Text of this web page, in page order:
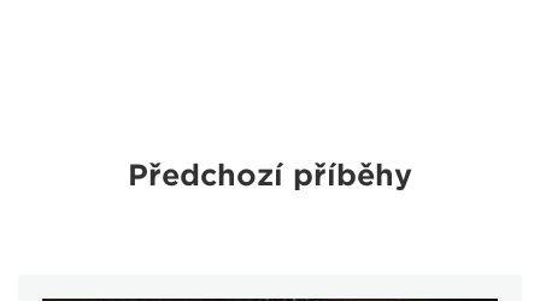
Předchozí příběhy